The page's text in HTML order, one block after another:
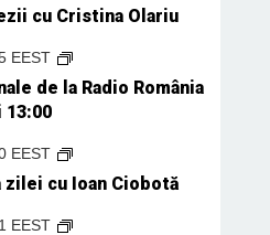
cu Cristina Olariu
EEST
de la Radio România
EEST
zilei cu Ioan Ciobotă
EEST